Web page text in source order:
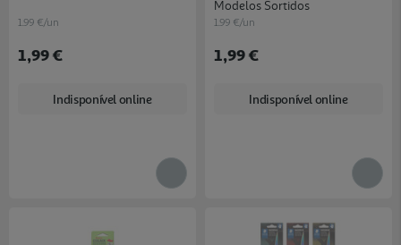
1.99 €/un
1,99 €
Indisponível online
Modelos Sortidos
1.99 €/un
1,99 €
Indisponível online